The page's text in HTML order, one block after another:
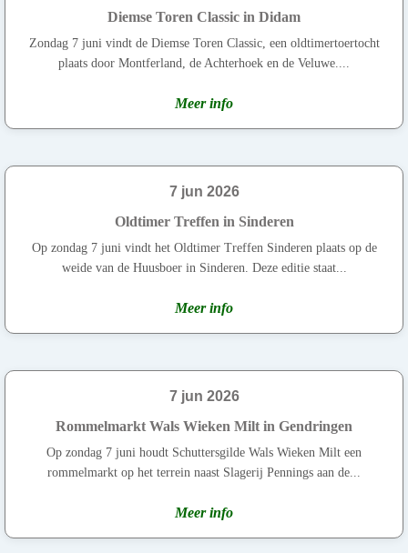
Diemse Toren Classic in Didam
Zondag 7 juni vindt de Diemse Toren Classic, een oldtimertoertocht
plaats door Montferland, de Achterhoek en de Veluwe....
Meer info
7 jun 2026
Oldtimer Treffen in Sinderen
Op zondag 7 juni vindt het Oldtimer Treffen Sinderen plaats op de
weide van de Huusboer in Sinderen. Deze editie staat...
Meer info
7 jun 2026
Rommelmarkt Wals Wieken Milt in Gendringen
Op zondag 7 juni houdt Schuttersgilde Wals Wieken Milt een
rommelmarkt op het terrein naast Slagerij Pennings aan de...
Meer info